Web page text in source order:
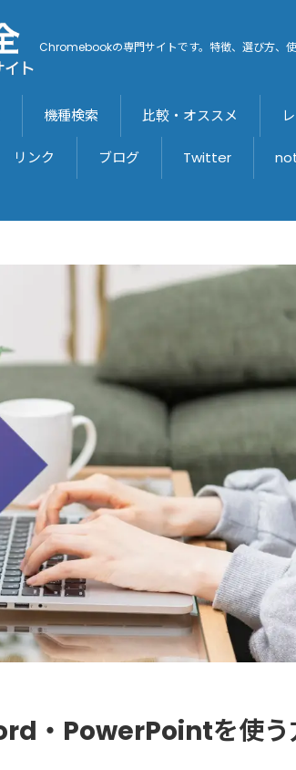
Chromebookの専門サイトです。特徴、選び方、
機種検索 比較・オススメ
リンク ブログ Twitter
・PowerPointを使う